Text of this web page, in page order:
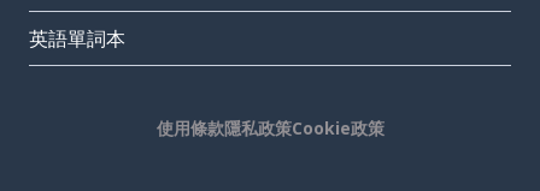
英語單詞本
使用條款隱私政策Cookie政策